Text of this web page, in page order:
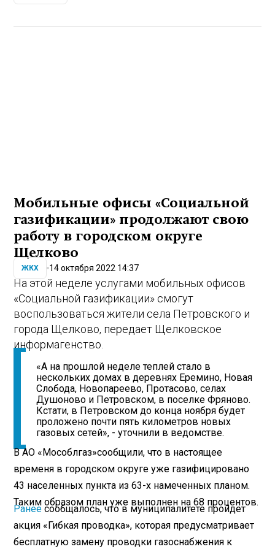
Мобильные офисы «Социальной
газификации» продолжают свою
работу в городском округе
Щелково
ЖКХ 14 октября 2022 14:37
На этой неделе услугами мобильных офисов
«Социальной газификации» смогут
воспользоваться жители села Петровского и
города Щелково, передает Щелковское
информагенство.
«А на прошлой неделе теплей стало в
нескольких домах в деревнях Еремино, Новая
Слобода, Новопареево, Протасово, селах
Душоново и Петровском, в поселке Фряново.
Кстати, в Петровском до конца ноября будет
проложено почти пять километров новых
газовых сетей», - уточнили в ведомстве.
В АО «Мособлгаз»сообщили, что в настоящее
временя в городском округе уже газифицировано
43 населенных пункта из 63-х намеченных планом.
Таким образом план уже выполнен на 68 процентов.
Ранеесообщалось, что в муниципалитете пройдет
акция «Гибкая проводка», которая предусматривает
бесплатную замену проводки газоснабжения к